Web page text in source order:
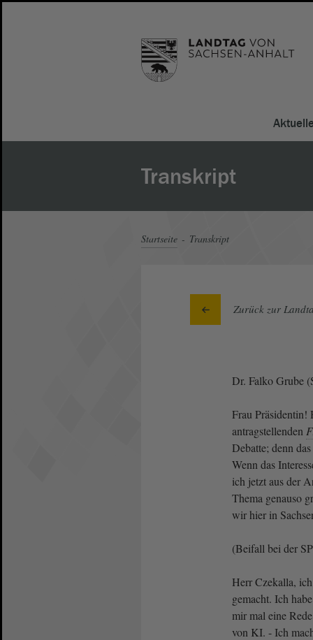
Transkript
Startseite Transkript
Zurück zur
Dr. Falko Grube
Frau Präsidentin!
antragstellenden
Debatte; denn
Wenn das
ich jetzt aus der
Thema genauso
wir hier in
(Beifall bei der
Herr Czekalla,
gemacht. Ich
mir mal eine
von KI. - Ich